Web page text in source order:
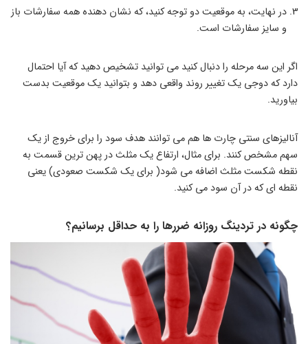
در نهایت، به موقعیت دو توجه کنید، که نشان دهنده همه سفارشات باز
و سایز سفارشات است.
اگر این سه مرحله را دنبال کنید می توانید تشخیص دهید که آیا احتمال
دارد که دوجی یک تغییر روند واقعی دهد و بتوانید یک موقعیت بدست
بیاورید.
آنالیزهای سنتی چارت ها هم می توانند هدف سود را برای خروج از یک
سهم مشخص کنند. برای مثال، ارتفاع یک مثلث در پهن ترین قسمت به
نقطه شکست مثلث اضافه می شود( برای یک شکست صعودی) یعنی
نقطه ای که در آن سود می کنید.
چگونه در تردینگ روزانه ضررها را به حداقل برسانیم؟